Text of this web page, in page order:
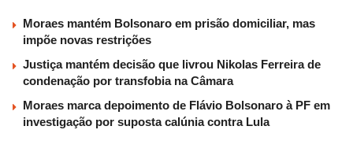
Moraes mantém Bolsonaro em prisão domiciliar, mas
impõe novas restrições
Justiça mantém decisão que livrou Nikolas Ferreira de
condenação por transfobia na Câmara
Moraes marca depoimento de Flávio Bolsonaro à PF em
investigação por suposta calúnia contra Lula